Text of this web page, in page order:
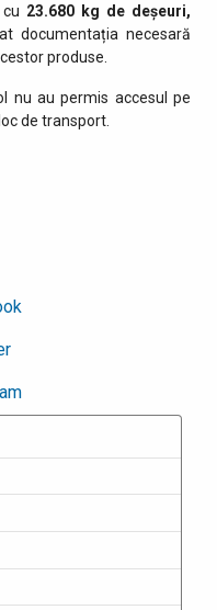
23.680 kg de deșeuri,
documentația necesară
produse.
nu au permis accesul pe
de transport.